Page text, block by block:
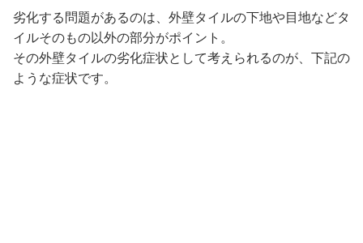
劣化する問題があるのは、外壁タイルの下地や目地などタ
イルそのもの以外の部分がポイント。
その外壁タイルの劣化症状として考えられるのが、下記の
ような症状です。